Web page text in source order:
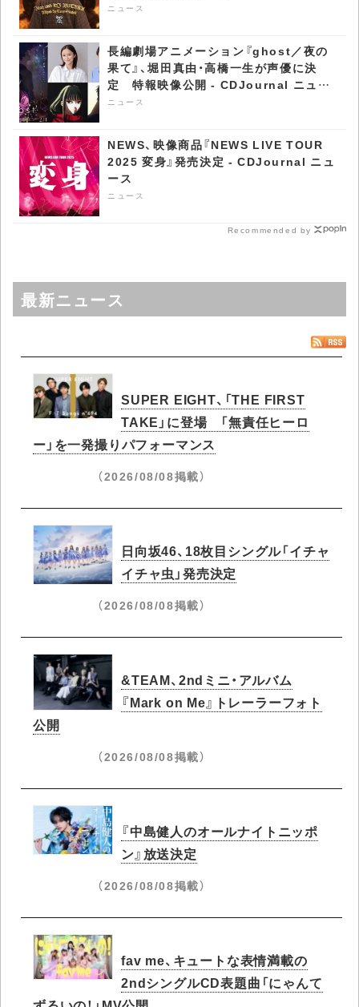
ニュース
長編劇場アニメーション『ghost／夜の
果て』、堀田真由・高橋一生が声優に決
定 特報映像公開 - CDJournal ニュー
ス
ニュース
NEWS、映像商品『NEWS LIVE TOUR
2025 変身』発売決定 - CDJournal ニュ
ース
ニュース
Recommended by
最新ニュース
SUPER EIGHT、「THE FIRST
TAKE」に登場 「無責任ヒーロ
ー」を一発撮りパフォーマンス
（2026/08/08掲載）
日向坂46、18枚目シングル「イチャ
イチャ虫」発売決定
（2026/08/08掲載）
&TEAM、2ndミニ・アルバム
『Mark on Me』トレーラーフォト
公開
（2026/08/08掲載）
『中島健人のオールナイトニッポ
ン』放送決定
（2026/08/08掲載）
fav me、キュートな表情満載の
2ndシングルCD表題曲「にゃんて